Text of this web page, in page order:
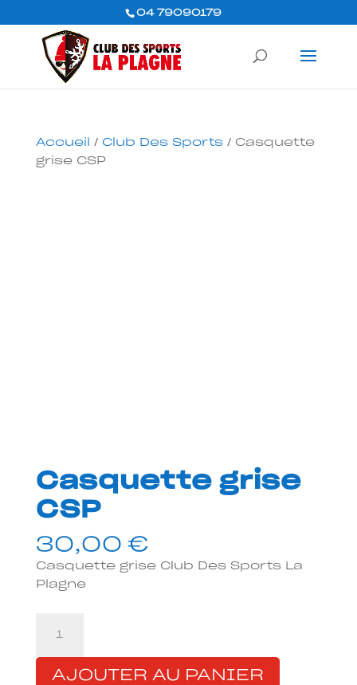
04 79090179
Accueil / Club Des Sports/ Casquette
grise CSP
Casquette grise
CSP
30,00 €
Casquette grise Club Des Sports La
Plagne
Casquette
grise
AJOUTER AU PANIER